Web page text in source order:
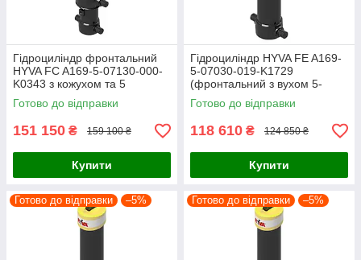
Гідроциліндр фронтальний
HYVA FC A169-5-07130-000-
K0343 з кожухом та 5
штоками
Готово до відправки
151 150 ₴ 159 100 ₴
Купити
Гідроциліндр HYVA FE A169-
5-07030-019-K1729
(фронтальний з вухом 5-
штоковий)
Готово до відправки
118 610 ₴ 124 850 ₴
Купити
Готово до відправки –5% Готово до відправки –5%